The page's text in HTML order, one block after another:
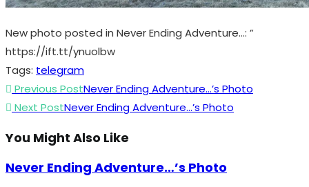
New photo posted in Never Ending Adventure…: ”
https://ift.tt/ynuolbw
Tags: telegram
Read
more
Previous PostNever Ending Adventure…’s Photo
Next PostNever Ending Adventure…’s Photo
You Might Also Like
Never Ending Adventure…’s Photo